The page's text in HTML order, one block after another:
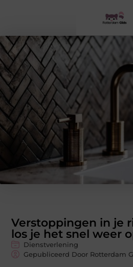
Verstoppingen in je
los je het snel weer
Dienstverlening
Gepubliceerd Door Rotterdam